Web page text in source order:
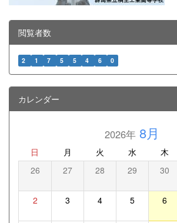
閲覧者数
2 1 7 5 5 4 6 0
カレンダー
2026年8月
日 月 火 水 木
26 27 28 29 30
2 3 4 5 6